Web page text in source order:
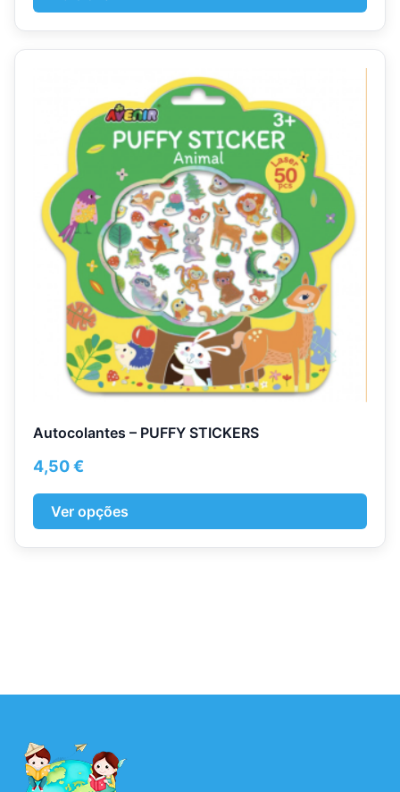
Autocolantes – PUFFY STICKERS
4,50€
Ver opções
multiple
variants.
options
may
be
chosen
product